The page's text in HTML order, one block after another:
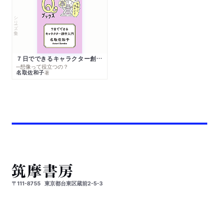
シリーズ・全集
７日でできるキャラクター創作入門
─想像って役立つの？
名取佐和子著
〒111-8755 東京都台東区蔵前2-5-3